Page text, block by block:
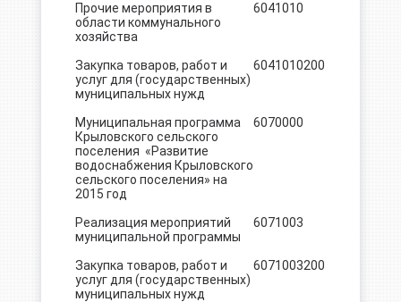
Прочие мероприятия в
области коммунального
хозяйства
6041010
Закупка товаров, работ и
услуг для (государственных)
муниципальных нужд
6041010200
Муниципальная программа
Крыловского сельского
поселения «Развитие
водоснабжения Крыловского
сельского поселения» на
2015 год
6070000
Реализация мероприятий
муниципальной программы
6071003
Закупка товаров, работ и
услуг для (государственных)
муниципальных нужд
6071003200